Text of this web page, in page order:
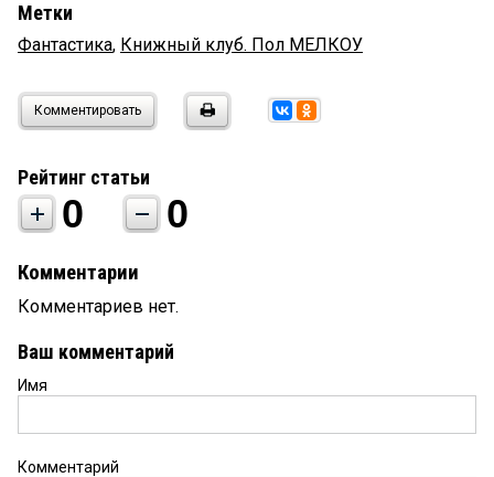
Метки
Фантастика, Книжный клуб. Пол МЕЛКОУ
Комментировать
Рейтинг статьи
0 0
Комментарии
Комментариев нет.
Ваш комментарий
Имя
Комментарий